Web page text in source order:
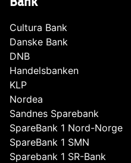
Cultura Bank
Danske Bank
DNB
Handelsbanken
KLP
Nordea
Sandnes Sparebank
SpareBank 1 Nord-Norge
SpareBank 1 SMN
Sparebank 1 SR-Bank